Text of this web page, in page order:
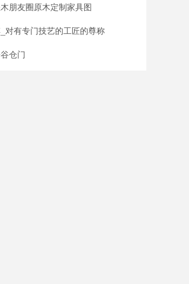
朋友圈原木定制家具图
对有专门技艺的工匠的尊称
仓门